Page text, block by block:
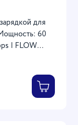
для
60
| FLOW